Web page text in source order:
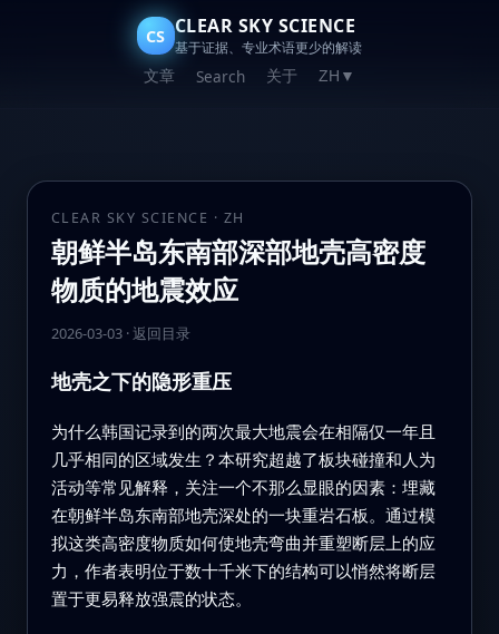
CS CLEAR SKY SCIENCE
基于证据、专业术语更少的解读
文章 Search 关于 ZH ▼
CLEAR SKY SCIENCE · ZH
朝鲜半岛东南部深部地壳高密度
物质的地震效应
2026-03-03· 返回目录
地壳之下的隐形重压
为什么韩国记录到的两次最大地震会在相隔仅一年且
几乎相同的区域发生？本研究超越了板块碰撞和人为
活动等常见解释，关注一个不那么显眼的因素：埋藏
在朝鲜半岛东南部地壳深处的一块重岩石板。通过模
拟这类高密度物质如何使地壳弯曲并重塑断层上的应
力，作者表明位于数十千米下的结构可以悄然将断层
置于更易释放强震的状态。